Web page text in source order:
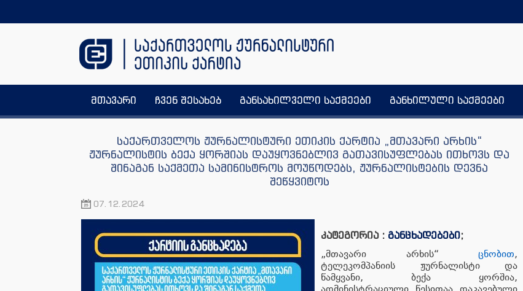
მთავარი ჩვენ შესახებ განსახილველი საქმეები განხილული საქმეები
საქართველოს ჟურნალისტური ეთიკის ქარტია „მთავარი არხის“
ჟურნალისტის ბექა ყორშიას დაუყოვნებლივ გათავისუფლებას ითხოვს და
შინაგან საქმეთა სამინისტროს მოუწოდებს, ჟურნალისტების დევნა
შეწყვიტოს
07.12.2024
კატეგორია : განცხადებები;
„მთავარი არხის“ ცნობით,
ტელეკომპანიის ჟურნალისტი და
წამყვანი, ბექა ყორშია,